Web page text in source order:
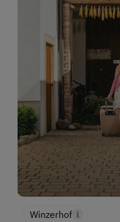
Winzerhof